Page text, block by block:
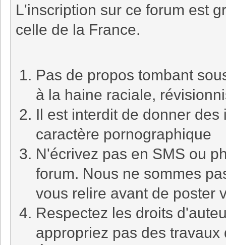
L'inscription sur ce forum est
celle de la France.
Pas de propos tombant
à la haine raciale,
Il est interdit de donner
caractère pornographique
N'écrivez pas en SMS ou
forum. Nous ne sommes
vous relire avant de poster
Respectez les droits
appropriez pas des